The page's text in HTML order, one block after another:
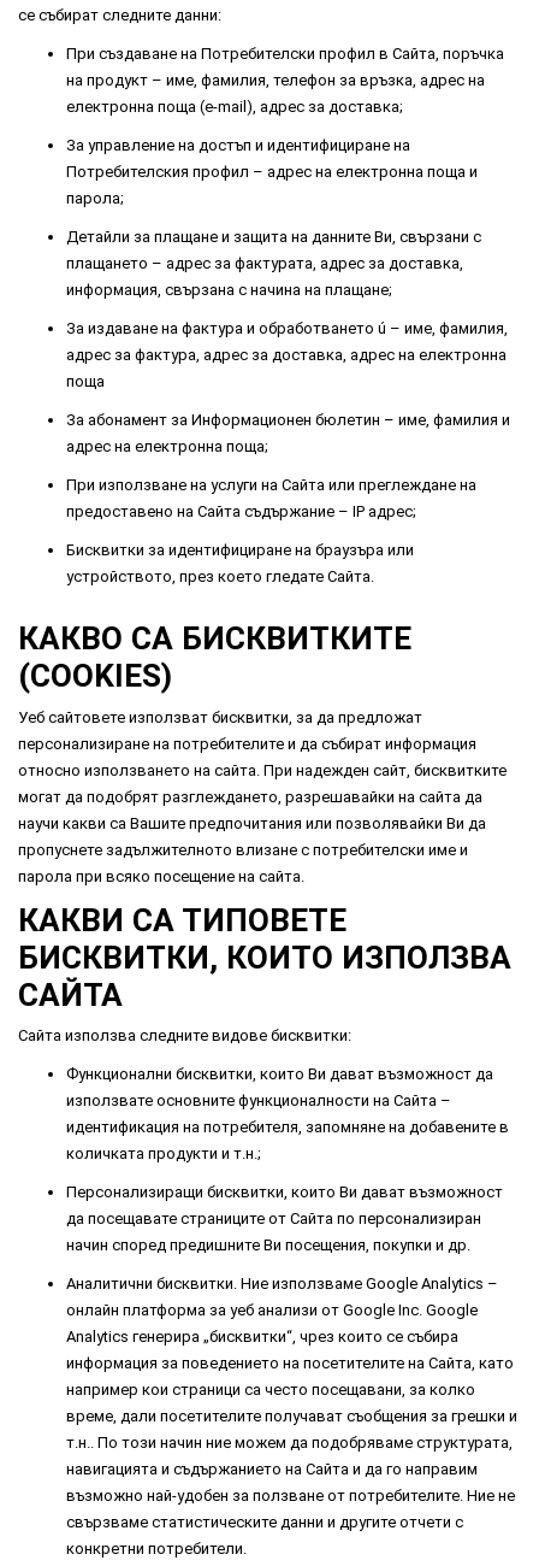
се събират следните данни:
При създаване на Потребителски профил в Сайта, поръчка
на продукт – име, фамилия, телефон за връзка, адрес на
електронна поща (e-mail), адрес за доставка;
За управление на достъп и идентифициране на
Потребителския профил – адрес на електронна поща и
парола;
Детайли за плащане и защита на данните Ви, свързани с
плащането – адрес за фактурата, адрес за доставка,
информация, свързана с начина на плащане;
За издаване на фактура и обработването ú – име, фамилия,
адрес за фактура, адрес за доставка, адрес на електронна
поща
За абонамент за Информационен бюлетин – име, фамилия и
адрес на електронна поща;
При използване на услуги на Сайта или преглеждане на
предоставено на Сайта съдържание – IP адрес;
Бисквитки за идентифициране на браузъра или
устройството, през което гледате Сайта.
КАКВО СА БИСКВИТКИТЕ
(COOKIES)
Уеб сайтовете използват бисквитки, за да предложат
персонализиране на потребителите и да събират информация
относно използването на сайта. При надежден сайт, бисквитките
могат да подобрят разглеждането, разрешавайки на сайта да
научи какви са Вашите предпочитания или позволявайки Ви да
пропуснете задължителното влизане с потребителски име и
парола при всяко посещение на сайта.
КАКВИ СА ТИПОВЕТЕ
БИСКВИТКИ, КОИТО ИЗПОЛЗВА
САЙТА
Сайта използва следните видове бисквитки:
Функционални бисквитки, които Ви дават възможност да
използвате основните функционалности на Сайта –
идентификация на потребителя, запомняне на добавените в
количката продукти и т.н.;
Персонализиращи бисквитки, които Ви дават възможност
да посещавате страниците от Сайта по персонализиран
начин според предишните Ви посещения, покупки и др.
Аналитични бисквитки. Ние използваме Google Analytics –
онлайн платформа за уеб анализи от Google Inc. Google
Analytics генерира „бисквитки“, чрез които се събира
информация за поведението на посетителите на Сайта, като
например кои страници са често посещавани, за колко
време, дали посетителите получават съобщения за грешки и
т.н.. По този начин ние можем да подобряваме структурата,
навигацията и съдържанието на Сайта и да го направим
възможно най-удобен за ползване от потребителите. Ние не
свързваме статистическите данни и другите отчети с
конкретни потребители.